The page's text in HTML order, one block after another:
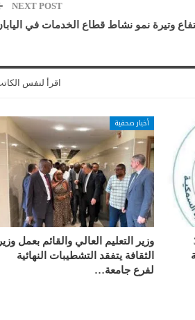
NEXT POST
وتيرة نمو نشاط قطاع الخدمات في
اقرأ لنفس
و3
أخبار صحفية
وزير التعليم العالي والقائم بعمل وزير
الثقافة يتفقد التشطيبات النهائية
لفرع جامعة…